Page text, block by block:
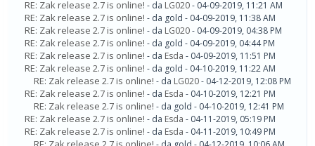
RE: Zak release 2.7 is online! - da LG020- 04-09-2019, 11:21 AM
RE: Zak release 2.7 is online! - da gold - 04-09-2019, 11:38 AM
RE: Zak release 2.7 is online! - da LG020- 04-09-2019, 04:38 PM
RE: Zak release 2.7 is online! - da gold - 04-09-2019, 04:44 PM
RE: Zak release 2.7 is online! - da Esda - 04-09-2019, 11:51 PM
RE: Zak release 2.7 is online! - da gold - 04-10-2019, 11:22 AM
RE: Zak release 2.7 is online! - da LG020- 04-12-2019, 12:08 PM
RE: Zak release 2.7 is online! - da Esda - 04-10-2019, 12:21 PM
RE: Zak release 2.7 is online! - da gold - 04-10-2019, 12:41 PM
RE: Zak release 2.7 is online! - da Esda - 04-11-2019, 05:19 PM
RE: Zak release 2.7 is online! - da Esda - 04-11-2019, 10:49 PM